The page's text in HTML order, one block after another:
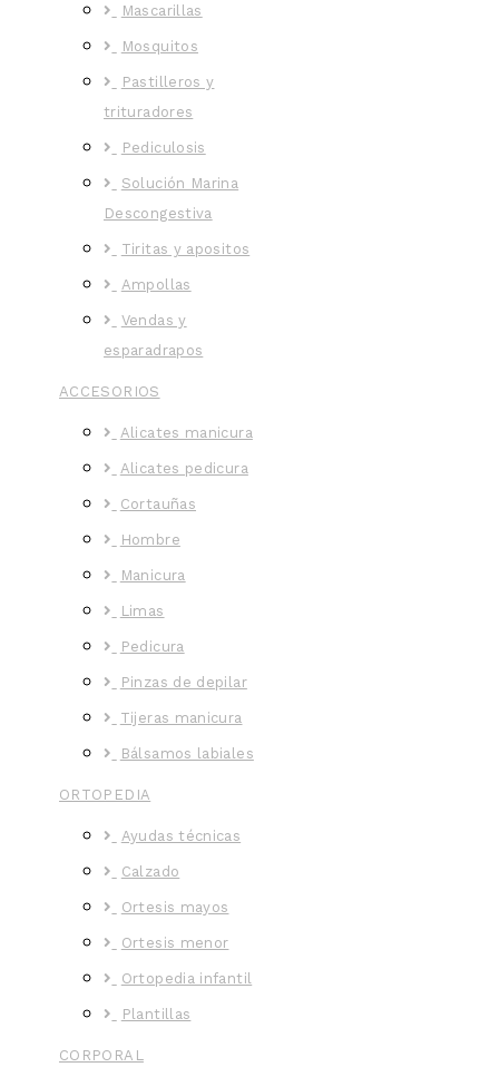
Mascarillas
Mosquitos
Pastilleros y
trituradores
Pediculosis
Solución Marina
Descongestiva
Tiritas y apositos
Ampollas
Vendas y
esparadrapos
ACCESORIOS
Alicates manicura
Alicates pedicura
Cortauñas
Hombre
Manicura
Limas
Pedicura
Pinzas de depilar
Tijeras manicura
Bálsamos labiales
ORTOPEDIA
Ayudas técnicas
Calzado
Ortesis mayos
Ortesis menor
Ortopedia infantil
Plantillas
CORPORAL